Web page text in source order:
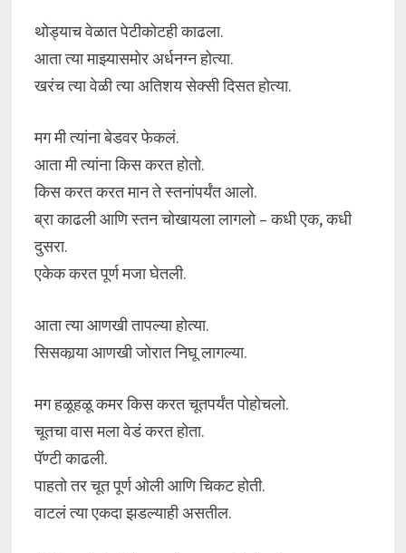
थोड्याच वेळात पेटीकोटही काढला.
आता त्या माझ्यासमोर अर्धनग्न होत्या.
खरंच त्या वेळी त्या अतिशय सेक्सी दिसत होत्या.
मग मी त्यांना बेडवर फेकलं.
आता मी त्यांना किस करत होतो.
किस करत करत मान ते स्तनांपर्यंत आलो.
ब्रा काढली आणि स्तन चोखायला लागलो – कधी एक, कधी
दुसरा.
एकेक करत पूर्ण मजा घेतली.
आता त्या आणखी तापल्या होत्या.
सिसकार्‍या आणखी जोरात निघू लागल्या.
मग हळूहळू कमर किस करत चूतपर्यंत पोहोचलो.
चूतचा वास मला वेडं करत होता.
पॅण्टी काढली.
पाहतो तर चूत पूर्ण ओली आणि चिकट होती.
वाटलं त्या एकदा झडल्याही असतील.